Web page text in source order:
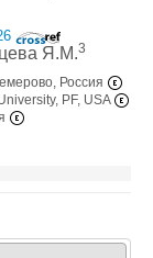
Я.М.3
Россия
PF, USA